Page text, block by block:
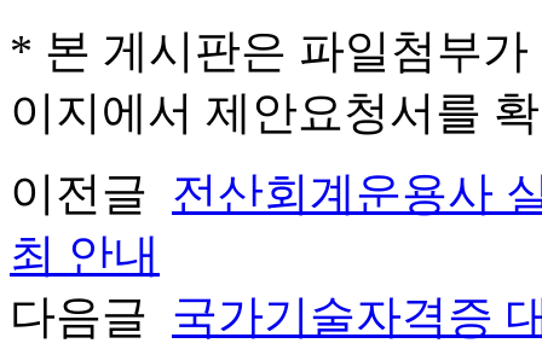
* 본 게시판은 파일첨부
이지에서 제안요청서를
이전글 전산회계운용사
최 안내
다음글 국가기술자격증